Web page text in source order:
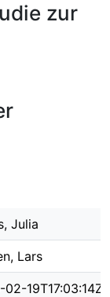
zur
Julia
Lars
02-19T17:03:14Z